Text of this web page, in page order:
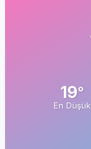
19°
En Düşük